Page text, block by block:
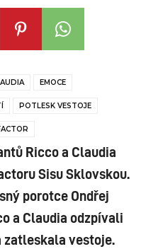
EMOCE
POTLESK VESTOJE
Ricco a Claudia
Sisu Sklovskou.
porotce Ondřej
a Claudia odzpívali
zatleskala vestoje.